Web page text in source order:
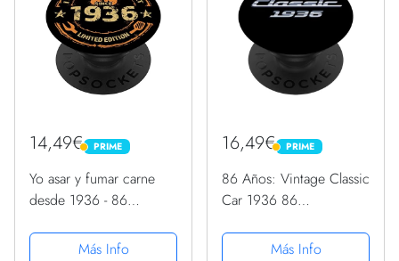
14,49€ PRIME
PRIME
Yo asar y fumar carne
desde 1936 - 86
PopGrip Intercambiable
Más Info
16,49€ PRIME
PRIME
86 Años: Vintage Classic
Car 1936 86
PopGrip Intercambiable
Más Info